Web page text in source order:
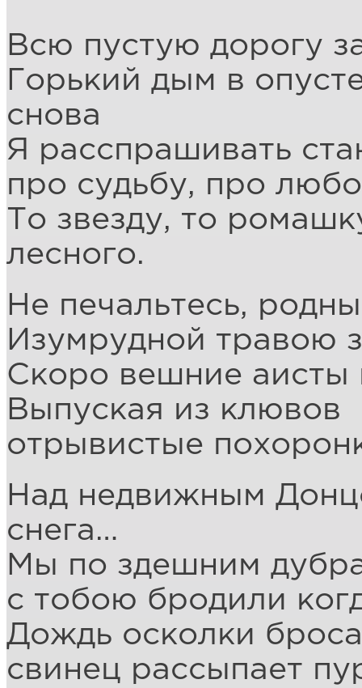
Всю пустую дорогу
Горький дым в
снова
Я расспрашивать
про судьбу, про
То звезду, то
лесного.
Не печальтесь,
Изумрудной травою
Скоро вешние аисты
Выпуская из клювов
отрывистые
Над недвижным
снега…
Мы по здешним
с тобою бродили
Дождь осколки
свинец рассыпает